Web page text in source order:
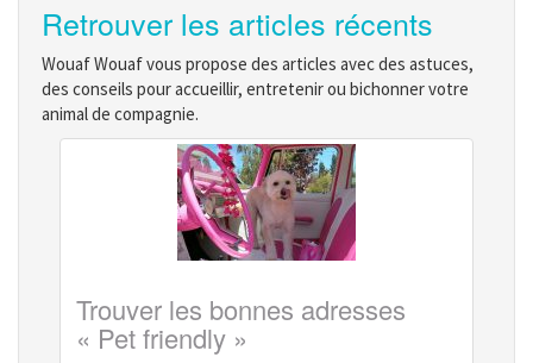
Retrouver les articles récents
Wouaf Wouaf vous propose des articles avec des astuces,
des conseils pour accueillir, entretenir ou bichonner votre
animal de compagnie.
Trouver les bonnes adresses
« Pet friendly »